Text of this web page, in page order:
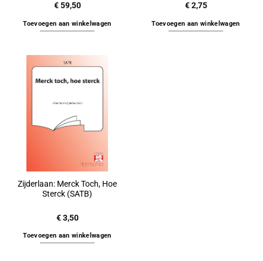
€59,50
Toevoegen aan winkelwagen
€2,75
Toevoegen aan winkelwagen
Zijderlaan: Merck Toch, Hoe
Sterck (SATB)
€3,50
Toevoegen aan winkelwagen